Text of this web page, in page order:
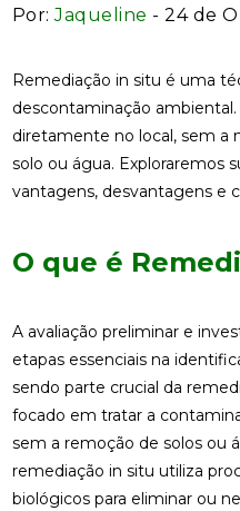
Por:Jaqueline - 24 de
Remediação in situ é uma
descontaminação
diretamente no local, sem a
solo ou água. Exploraremos
vantagens, desvantagens e
O que é
A avaliação preliminar e
etapas essenciais na
sendo parte crucial da
focado em tratar a
sem a remoção de solos ou
remediação in situ utiliza
biológicos para eliminar ou